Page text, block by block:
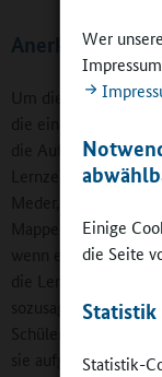
Wer
Einige
die Seite
Statistik
Statistik-
Anerkennung
Um die Übersicht zu
die einen Austausch
die Aufgaben erteilt
Lernzeiten
Meder, die auch in
Mappen „ein ganz
wenn etwas nicht
die Lernzeit als
sozusagen an der
Schülerinnen und
sie aufgegeben hat